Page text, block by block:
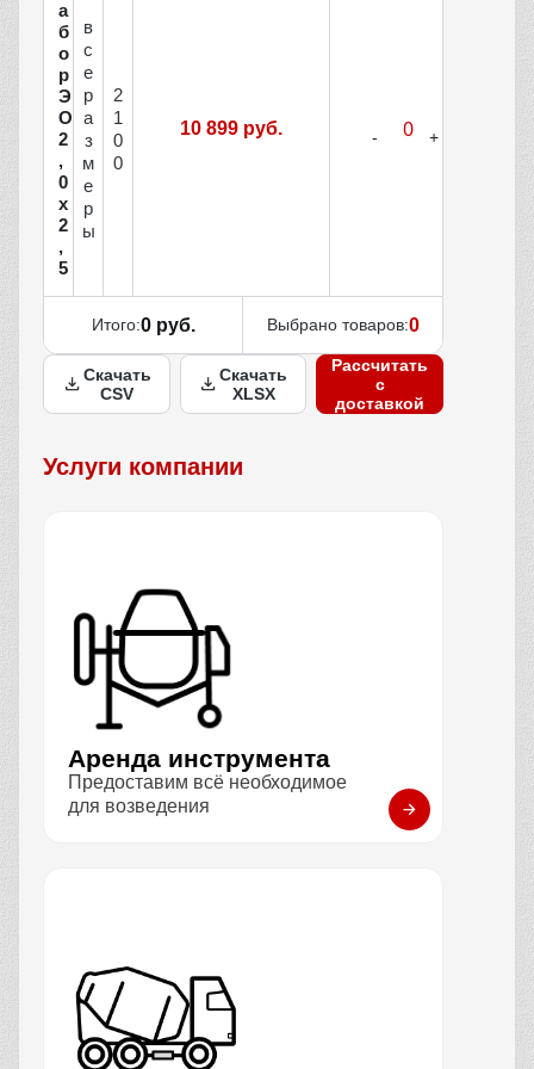
а
б
о
р
Э
О
2
,
0
х
2
,
5
в
с
е
р
а
з
м
е
р
ы
2
1
0
0
10 899 руб.
Итого:0 руб. Выбрано товаров:0
Скачать
CSV
Скачать
XLSX
Рассчитать
с
доставкой
Услуги компании
Аренда инструмента
Предоставим всё необходимое
для возведения